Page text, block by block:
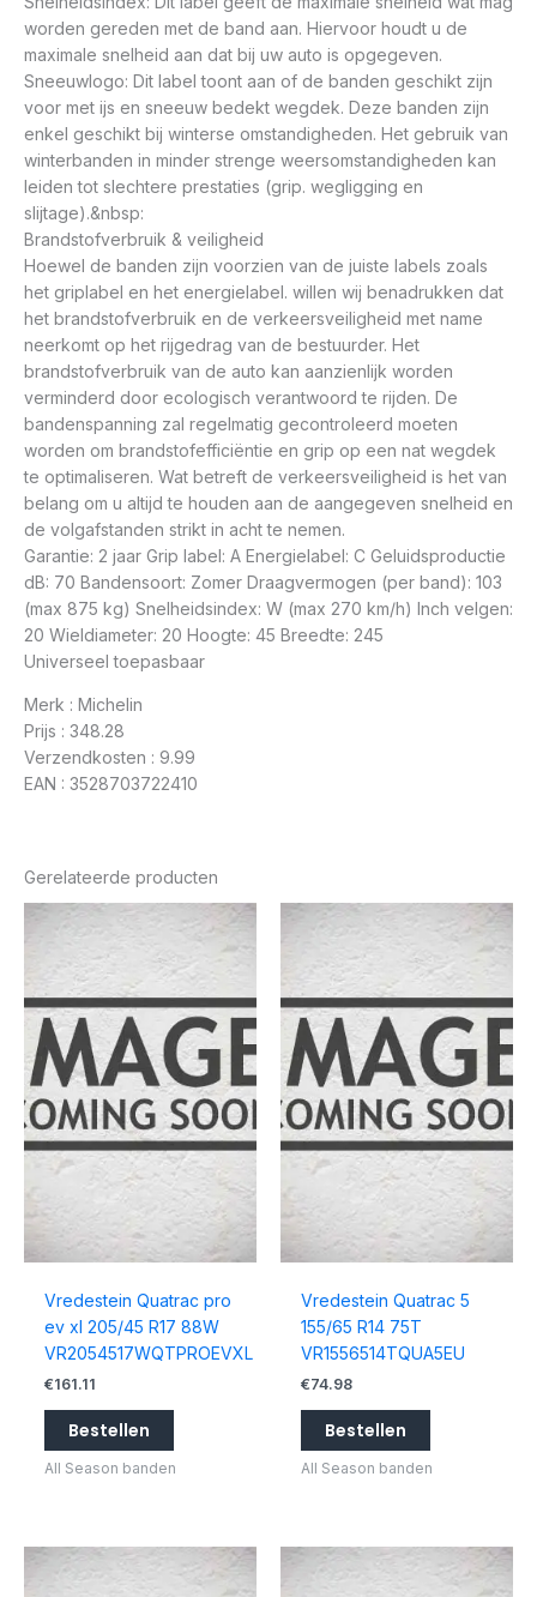
worden gereden met de band aan. Hiervoor houdt u de
maximale snelheid aan dat bij uw auto is opgegeven.
Sneeuwlogo: Dit label toont aan of de banden geschikt zijn
voor met ijs en sneeuw bedekt wegdek. Deze banden zijn
enkel geschikt bij winterse omstandigheden. Het gebruik van
winterbanden in minder strenge weersomstandigheden kan
leiden tot slechtere prestaties (grip. wegligging en
slijtage).&nbsp:
Brandstofverbruik & veiligheid
Hoewel de banden zijn voorzien van de juiste labels zoals
het griplabel en het energielabel. willen wij benadrukken dat
het brandstofverbruik en de verkeersveiligheid met name
neerkomt op het rijgedrag van de bestuurder. Het
brandstofverbruik van de auto kan aanzienlijk worden
verminderd door ecologisch verantwoord te rijden. De
bandenspanning zal regelmatig gecontroleerd moeten
worden om brandstofefficiëntie en grip op een nat wegdek
te optimaliseren. Wat betreft de verkeersveiligheid is het van
belang om u altijd te houden aan de aangegeven snelheid en
de volgafstanden strikt in acht te nemen.
Garantie: 2 jaar Grip label: A Energielabel: C Geluidsproductie
dB: 70 Bandensoort: Zomer Draagvermogen (per band): 103
(max 875 kg) Snelheidsindex: W (max 270 km/h) Inch velgen:
20 Wieldiameter: 20 Hoogte: 45 Breedte: 245
Universeel toepasbaar
Merk : Michelin
Prijs : 348.28
Verzendkosten : 9.99
EAN : 3528703722410
Gerelateerde producten
Vredestein Quatrac pro
ev xl 205/45 R17 88W
VR2054517WQTPROEVXL
€161.11
Bestellen
All Season banden
Vredestein Quatrac 5
155/65 R14 75T
VR1556514TQUA5EU
€74.98
Bestellen
All Season banden